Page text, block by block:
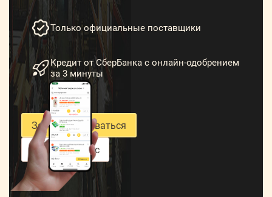
Только официальные поставщики
Кредит от СберБанка с онлайн-одобрением
за 3 минуты
Зарегистрироваться
Войти в сервис